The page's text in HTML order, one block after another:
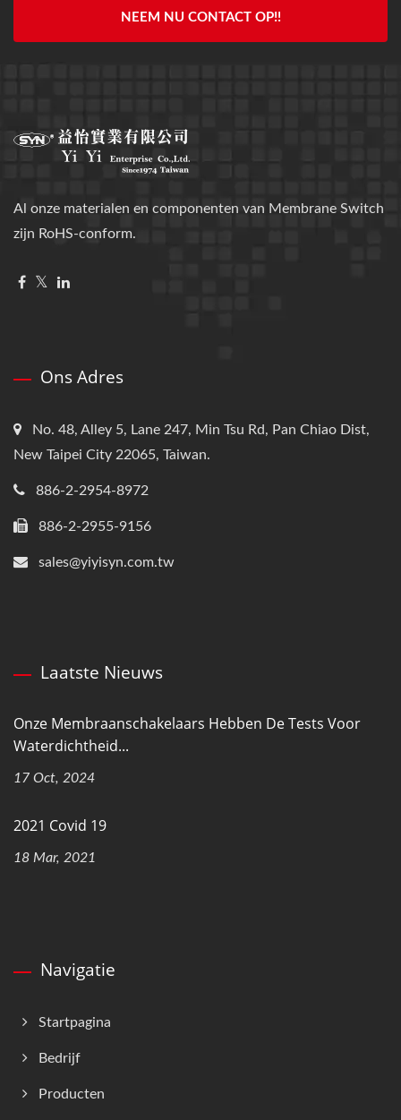
NEEM NU CONTACT OP!!
Al onze materialen en componenten van Membrane Switch
zijn RoHS-conform.
Ons Adres
No. 48, Alley 5, Lane 247, Min Tsu Rd, Pan Chiao Dist,
New Taipei City 22065, Taiwan.
886-2-2954-8972
886-2-2955-9156
sales@yiyisyn.com.tw
Laatste Nieuws
Onze Membraanschakelaars Hebben De Tests Voor
Waterdichtheid...
17 Oct, 2024
2021 Covid 19
18 Mar, 2021
Navigatie
Startpagina
Bedrijf
Producten